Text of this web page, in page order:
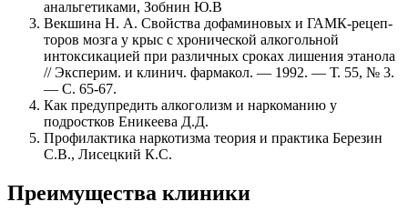
анальгетиками, Зобнин Ю.В
Векшина Н. А. Свойства дофаминовых и ГАМК-рецеп-
торов мозга у крыс с хронической алкогольной
интоксикацией при различных сроках лишения этанола
// Эксперим. и клинич. фармакол. — 1992. — Т. 55, № 3.
— С. 65-67.
Как предупредить алкоголизм и наркоманию у
подростков Еникеева Д.Д.
Профилактика наркотизма теория и практика Березин
С.В., Лисецкий К.С.
Преимущества клиники